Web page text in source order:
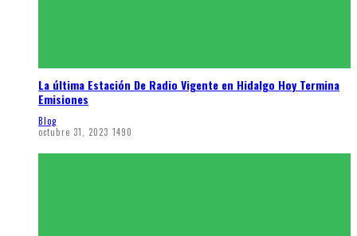
La última Estación De Radio Vigente en Hidalgo Hoy Termina
Emisiones
Blog
octubre 31, 2023 1490